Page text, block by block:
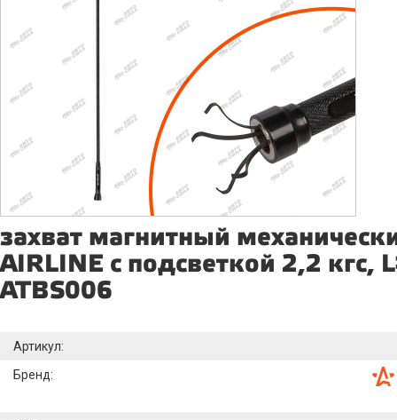
захват магнитный
AIRLINE с подсветкой 2,2 кгс,
ATBS006
Артикул:
Бренд: